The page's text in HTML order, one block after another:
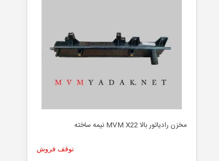
مخزن رادیاتور بالا MVM X22 نیمه ساخته
توقف فروش